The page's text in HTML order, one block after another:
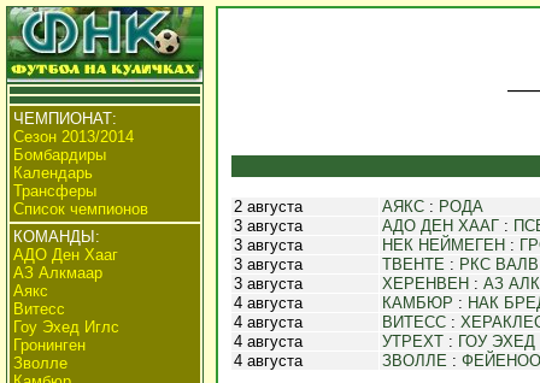
ЧЕМПИОНАТ:
Сезон 2013/2014
Бомбардиры
Календарь
Трансферы
Список чемпионов
КОМАНДЫ:
АДО Ден Хааг
АЗ Алкмаар
Аякс
Витесс
Гоу Эхед Иглс
Гронинген
Зволле
2 августа АЯКС : РОДА
3 августа
АДО ДЕН ХААГ :
3 августа
НЕК НЕЙМЕГЕН :
3 августа
ТВЕНТЕ : РКС
3 августа
ХЕРЕНВЕН : АЗ
4 августа
КАМБЮР : НАК
4 августа
ВИТЕСС :
4 августа
УТРЕХТ : ГОУ ЭХЕД
4 августа
ЗВОЛЛЕ :